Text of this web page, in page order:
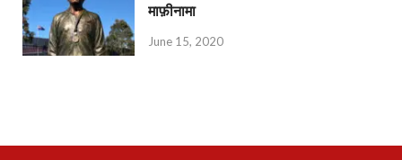
माफ़ीनामा
June 15, 2020